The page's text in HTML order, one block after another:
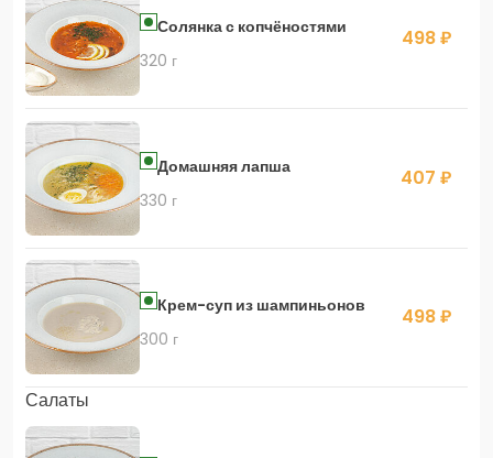
Солянка с копчёностями
320 г
498 ₽
Домашняя лапша
330 г
407 ₽
Крем-суп из шампиньонов
300 г
498 ₽
Салаты